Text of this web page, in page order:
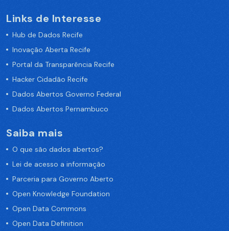
Links de Interesse
Hub de Dados Recife
Inovação Aberta Recife
Portal da Transparência Recife
Hacker Cidadão Recife
Dados Abertos Governo Federal
Dados Abertos Pernambuco
Saiba mais
O que são dados abertos?
Lei de acesso a informação
Parceria para Governo Aberto
Open Knowledge Foundation
Open Data Commons
Open Data Definition